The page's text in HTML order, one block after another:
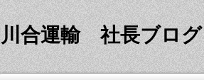
川合運輸 社長ブログ